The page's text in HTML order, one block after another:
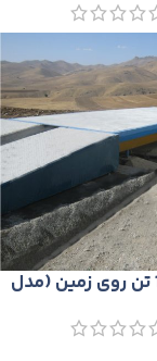
باسكول 10 تن روی زمين (مدل